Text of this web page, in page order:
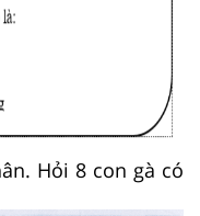
Hỏi 8 con gà có